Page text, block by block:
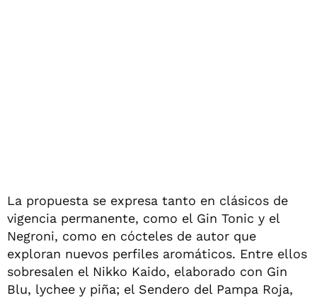
La propuesta se expresa tanto en clásicos de
vigencia permanente, como el Gin Tonic y el
Negroni, como en cócteles de autor que
exploran nuevos perfiles aromáticos. Entre ellos
sobresalen el Nikko Kaido, elaborado con Gin
Blu, lychee y piña; el Sendero del Pampa Roja,